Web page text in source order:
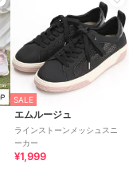
SALE
エムルージュ
ラインストーンメッシュスニ
ーカー
¥1,999